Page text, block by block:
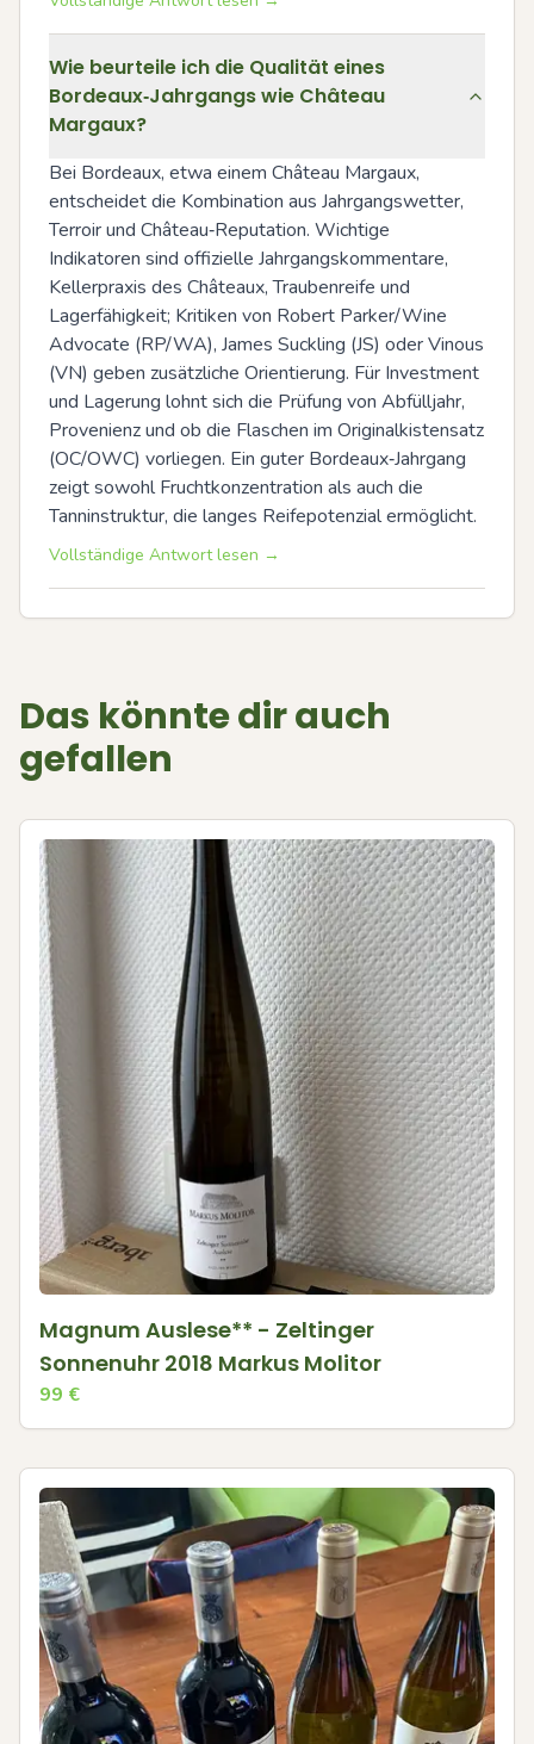
Wie beurteile ich die Qualität eines
Bordeaux‑Jahrgangs wie Château
Margaux?
Bei Bordeaux, etwa einem Château Margaux,
entscheidet die Kombination aus Jahrgangswetter,
Terroir und Château‑Reputation. Wichtige
Indikatoren sind offizielle Jahrgangskommentare,
Kellerpraxis des Châteaux, Traubenreife und
Lagerfähigkeit; Kritiken von Robert Parker/Wine
Advocate (RP/WA), James Suckling (JS) oder Vinous
(VN) geben zusätzliche Orientierung. Für Investment
und Lagerung lohnt sich die Prüfung von Abfülljahr,
Provenienz und ob die Flaschen im Originalkistensatz
(OC/OWC) vorliegen. Ein guter Bordeaux‑Jahrgang
zeigt sowohl Fruchtkonzentration als auch die
Tanninstruktur, die langes Reifepotenzial ermöglicht.
Vollständige Antwort lesen →
Das könnte dir auch
gefallen
Magnum Auslese** - Zeltinger
Sonnenuhr 2018 Markus Molitor
99 €